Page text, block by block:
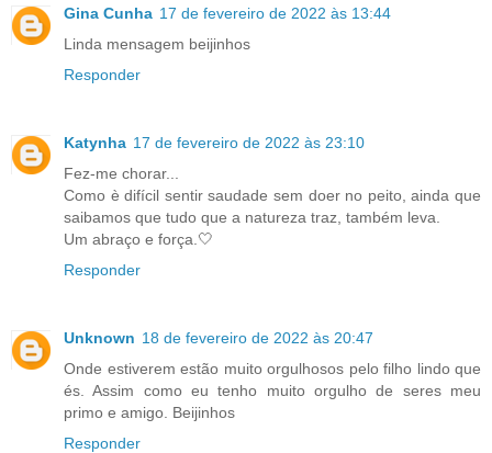
Gina Cunha 17 de fevereiro de 2022 às 13:44
Linda mensagem beijinhos
Responder
Katynha 17 de fevereiro de 2022 às 23:10
Fez-me chorar...
Como è difícil sentir saudade sem doer no peito, ainda que
saibamos que tudo que a natureza traz, também leva.
Um abraço e força.🤍
Responder
Unknown 18 de fevereiro de 2022 às 20:47
Onde estiverem estão muito orgulhosos pelo filho lindo que
és. Assim como eu tenho muito orgulho de seres meu
primo e amigo. Beijinhos
Responder